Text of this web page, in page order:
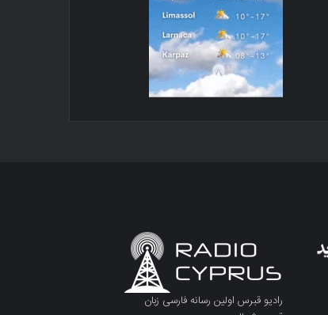
رادیو قبرس اولین رسانه فارسی زبان